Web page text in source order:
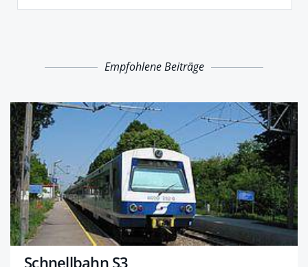
Empfohlene Beiträge
Schnellbahn S3